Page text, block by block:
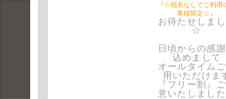
『☆指名なしでご利用
客様限定☆』
お待たせしま
☆
日頃からの感
込めまして
オールタイム
用いただけま
『フリー割』
意いたしまし